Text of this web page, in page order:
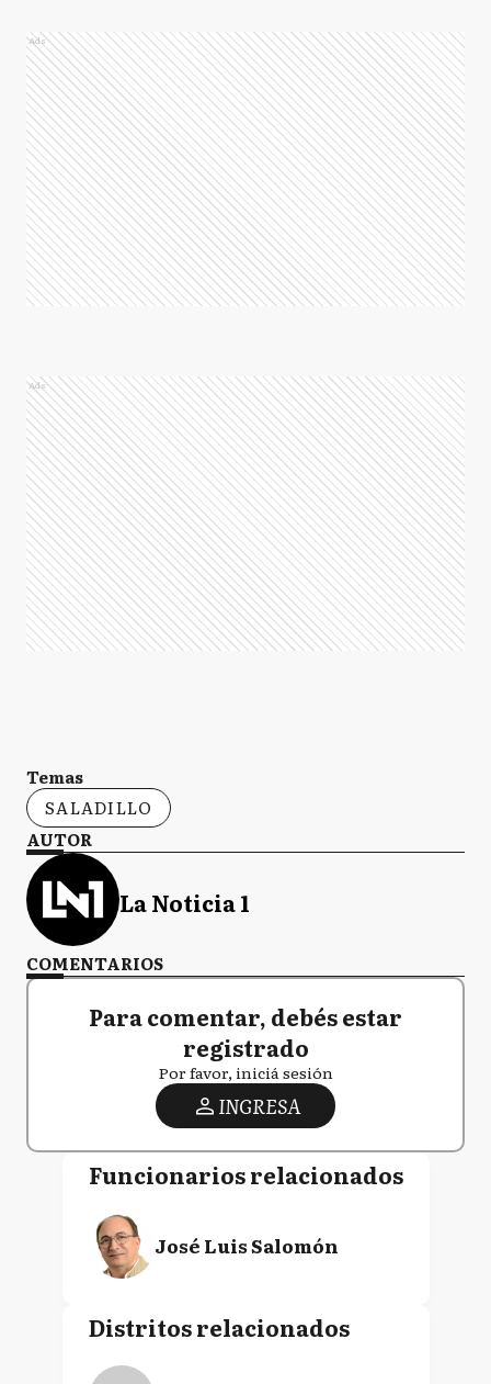
Ads
Ads
Temas
SALADILLO
AUTOR
La Noticia 1
COMENTARIOS
Para comentar, debés estar
registrado
Por favor, iniciá sesión
INGRESA
Funcionarios relacionados
José Luis Salomón
Distritos relacionados